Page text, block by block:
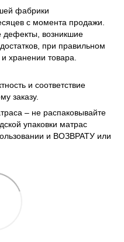
фабрики
с момента продажи.
дефекты, возникшие
при правильном
хранении товара.
и соответствие
заказу.
– не распаковывайте
упаковки матрас
и ВОЗВРАТУ или